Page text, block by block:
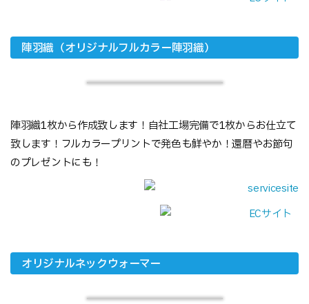
陣羽織（オリジナルフルカラー陣羽織）
陣羽織1枚から作成致します！自社工場完備で1枚からお仕立て
致します！フルカラープリントで発色も鮮やか！還暦やお節句
のプレゼントにも！
オリジナルネックウォーマー